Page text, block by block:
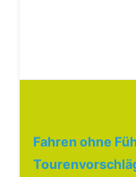
Fahren ohne